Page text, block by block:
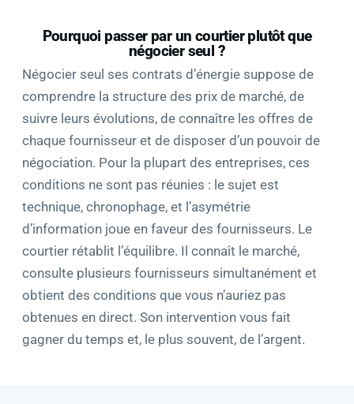
Pourquoi passer par un courtier plutôt que
négocier seul ?
Négocier seul ses contrats d’énergie suppose de
comprendre la structure des prix de marché, de
suivre leurs évolutions, de connaître les offres de
chaque fournisseur et de disposer d’un pouvoir de
négociation. Pour la plupart des entreprises, ces
conditions ne sont pas réunies : le sujet est
technique, chronophage, et l’asymétrie
d’information joue en faveur des fournisseurs. Le
courtier rétablit l’équilibre. Il connaît le marché,
consulte plusieurs fournisseurs simultanément et
obtient des conditions que vous n’auriez pas
obtenues en direct. Son intervention vous fait
gagner du temps et, le plus souvent, de l’argent.